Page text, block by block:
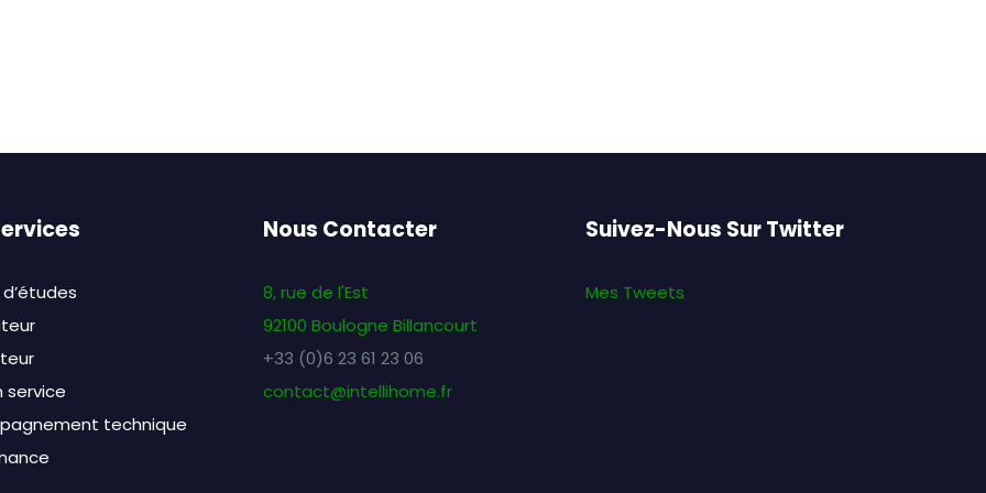
service
technique
Nous Contacter
8, rue de l'Est
92100 Boulogne Billancourt
+33 (0)6 23 61 23 06
contact@intellihome.fr
Suivez-Nous Sur Twitter
Mes Tweets